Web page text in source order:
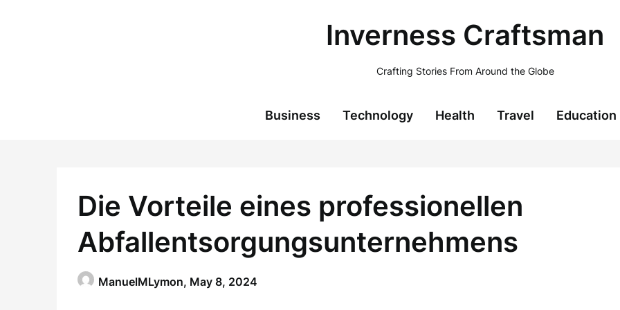
Inverness Craftsman
Crafting Stories From Around the Globe
Business Technology Health Travel Education
Die Vorteile eines professionellen
Abfallentsorgungsunternehmens
ManuelMLymon, May 8, 2024